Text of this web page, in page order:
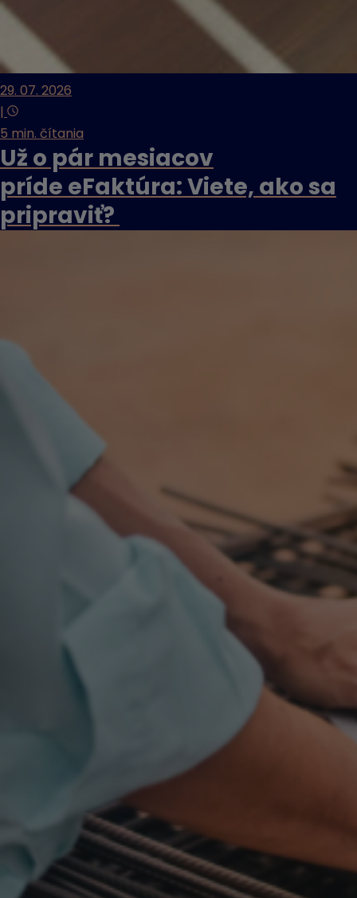
29. 07. 2026
|
5 min. čítania
Už o pár mesiacov
príde eFaktúra: Viete, ako sa
pripraviť?